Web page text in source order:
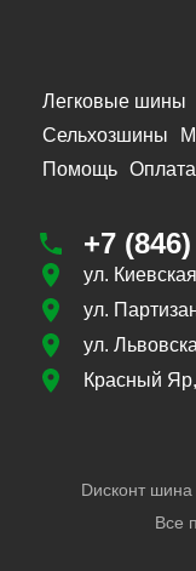
Легковые шины
Сельхозшины
Помощь Оплата
+7
ул.
ул.
ул.
Красный
Dисконт
Все